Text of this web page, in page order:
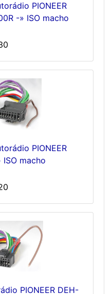
PIONEER
-» ISO macho
PIONEER
ISO macho
PIONEER DEH-